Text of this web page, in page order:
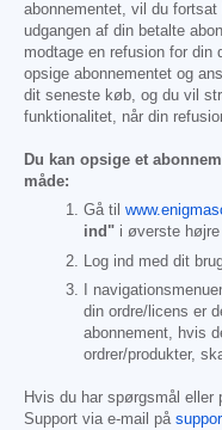
abonnementet, vil du fortsat
udgangen af din betalte
modtage en refusion for
opsige abonnementet og
dit seneste køb, og du vil
funktionalitet, når din
Du kan opsige et
måde:
Gå til
ind" i øverste
Log ind med dit
I
din ordre/licens er
abonnement, hvis
ordrer/produkter,
Hvis du har spørgsmål eller
Support via e-mail på